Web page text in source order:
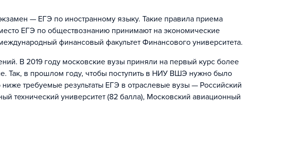
— ЕГЭ по иностранному языку. Такие правила приема
ЕГЭ по обществознанию принимают на экономические
финансовый факультет Финансового университета.
В 2019 году московские вузы приняли на первый курс более
Так, в прошлом году, чтобы поступить в НИУ ВШЭ нужно было
требуемые результаты ЕГЭ в отраслевые вузы — Российский
технический университет (82 балла), Московский авиационный